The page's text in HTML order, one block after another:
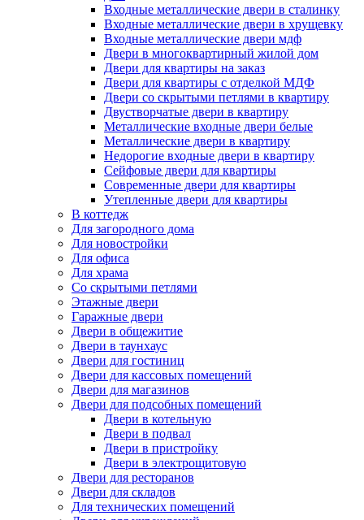
Входные металлические двери в сталинку
Входные металлические двери в хрущевку
Входные металлические двери мдф
Двери в многоквартирный жилой дом
Двери для квартиры на заказ
Двери для квартиры с отделкой МДФ
Двери со скрытыми петлями в квартиру
Двустворчатые двери в квартиру
Металлические входные двери белые
Металлические двери в квартиру
Недорогие входные двери в квартиру
Сейфовые двери для квартиры
Современные двери для квартиры
Утепленные двери для квартиры
В коттедж
Для загородного дома
Для новостройки
Для офиса
Для храма
Со скрытыми петлями
Этажные двери
Гаражные двери
Двери в общежитие
Двери в таунхаус
Двери для гостиниц
Двери для кассовых помещений
Двери для магазинов
Двери для подсобных помещений
Двери в котельную
Двери в подвал
Двери в пристройку
Двери в электрощитовую
Двери для ресторанов
Двери для складов
Для технических помещений